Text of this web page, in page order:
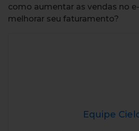
como aumentar as vendas no
melhorar seu faturamento?
Equipe